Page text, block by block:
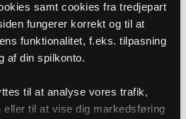
samt cookies fra tredjepart
fungerer korrekt og til at
funktionalitet, f.eks. tilpasning
af din spilkonto.
til at analyse vores trafik,
eller til at vise dig markedsføring